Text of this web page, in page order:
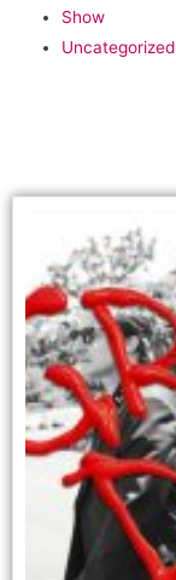
Show
Uncategorized